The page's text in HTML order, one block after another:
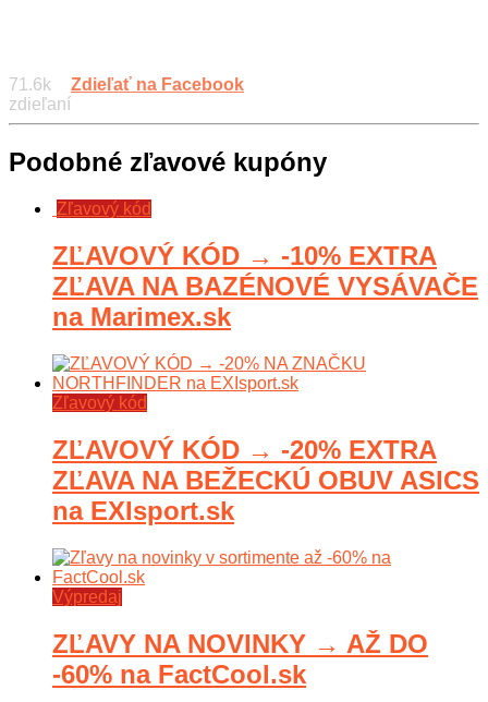
71.6k
zdieľaní
Zdieľať na Facebook
Podobné zľavové kupóny
Zľavový kód
ZĽAVOVÝ KÓD → -10% EXTRA
ZĽAVA NA BAZÉNOVÉ VYSÁVAČE
na Marimex.sk
Zľavový kód
ZĽAVOVÝ KÓD → -20% EXTRA
ZĽAVA NA BEŽECKÚ OBUV ASICS
na EXIsport.sk
Výpredaj
ZĽAVY NA NOVINKY → AŽ DO
-60% na FactCool.sk